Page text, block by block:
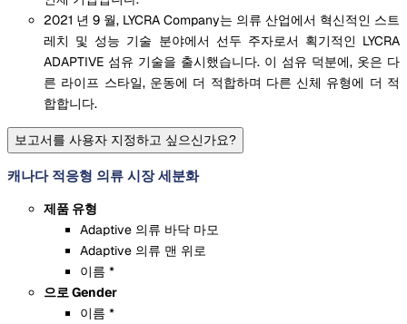
2021 년 9 월, LYCRA Company는 의류 산업에서 혁신적인 스트
레치 및 성능 기술 분야에서 선두 주자로서 획기적인 LYCRA
ADAPTIVE 섬유 기술을 출시했습니다. 이 섬유 덕분에, 옷은 다
른 라이프 스타일, 운동에 더 적합하며 다른 신체 유형에 더 적
합합니다.
보고서를 사용자 지정하고 싶으신가요?
캐나다 적응형 의류 시장 세분화
제품 유형
Adaptive 의류 바닥 마모
Adaptive 의류 맨 위로
이름 *
으로 Gender
이름 *